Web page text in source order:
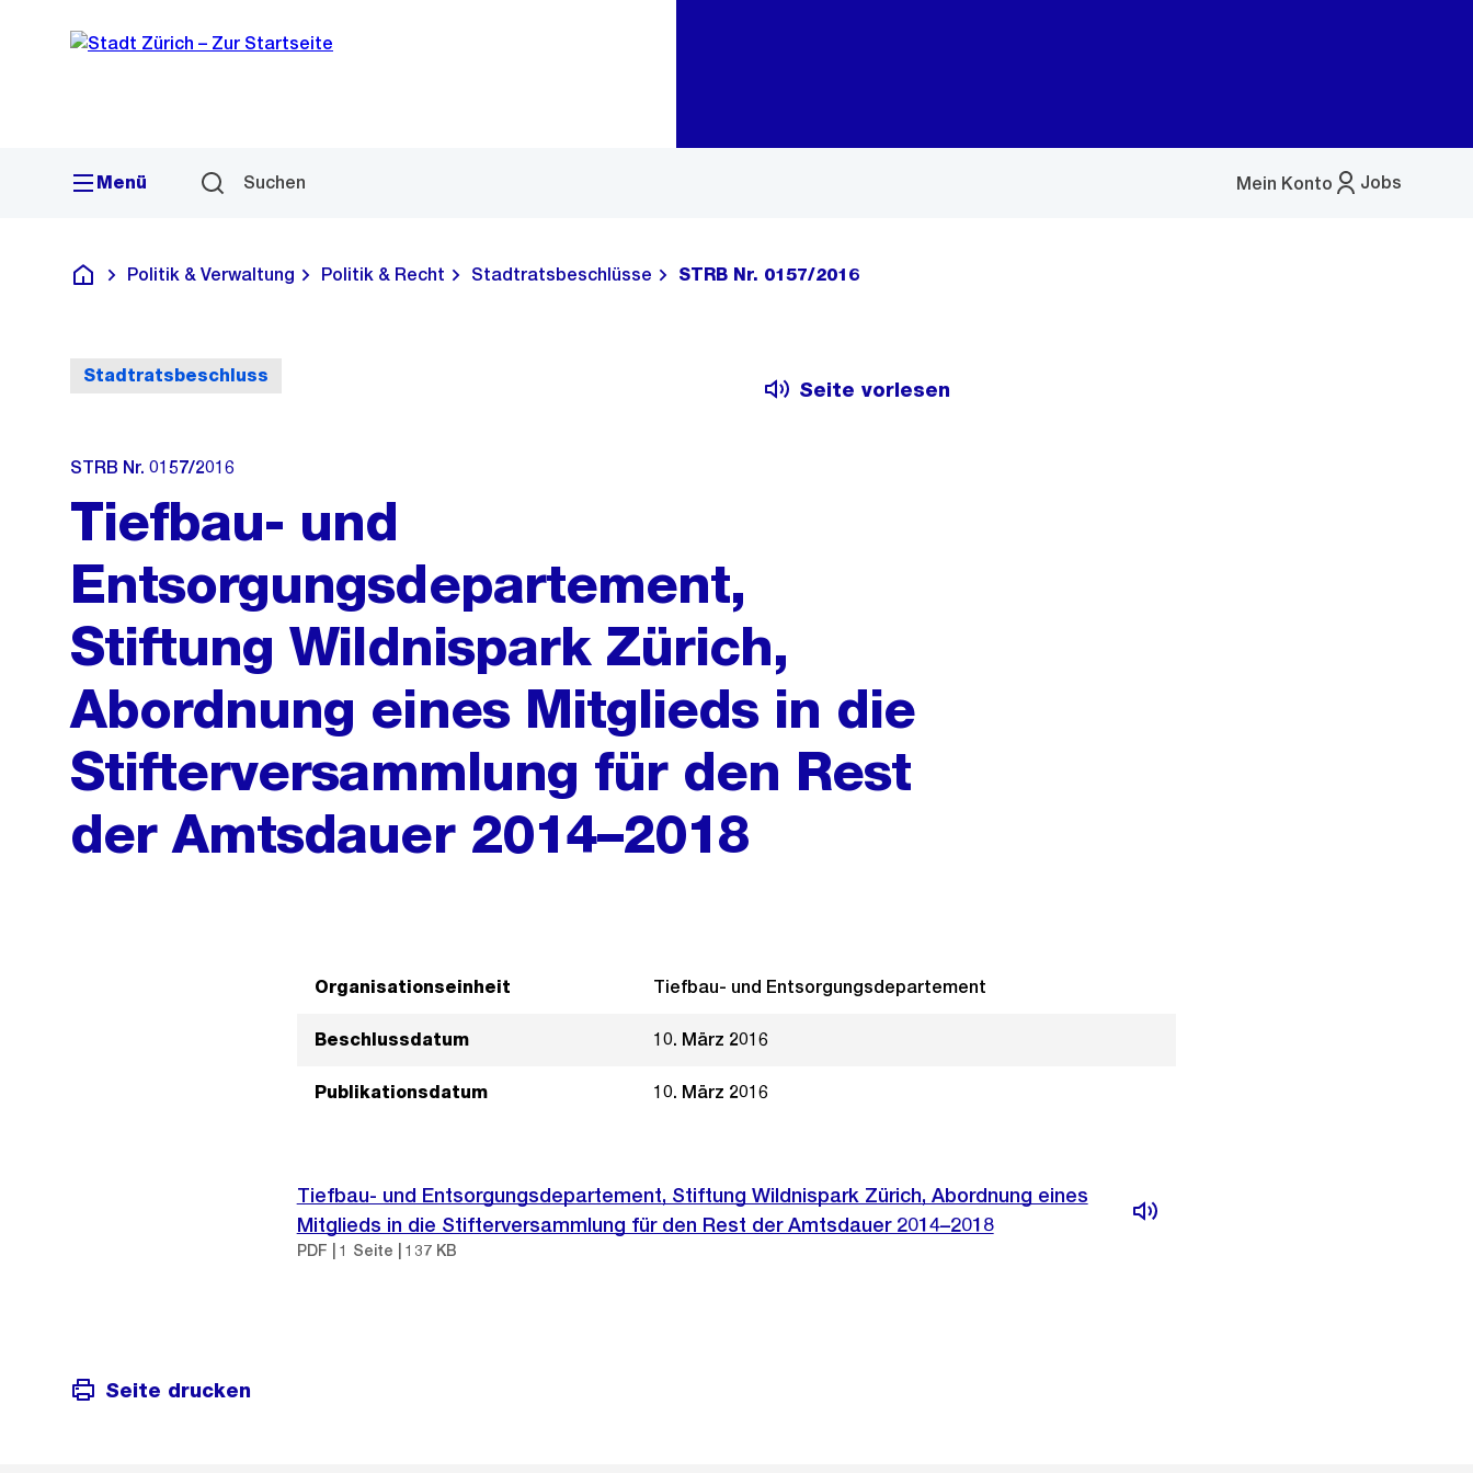
Navigation
Sprunglink
Menü Suchen Jobs
Mein Konto
Menü
Deutsch
Politik & Verwaltung Politik & Recht Stadtratsbeschlüsse STRB Nr. 0157/2016
Stadtratsbeschluss
Seite vorlesen
STRB Nr. 0157/2016
Tiefbau- und
Entsorgungsdepartement,
Stiftung Wildnispark Zürich,
Abordnung eines Mitglieds in die
Stifterversammlung für den Rest
der Amtsdauer 2014–2018
Organisationseinheit Tiefbau- und Entsorgungsdepartement
Beschlussdatum 10. März 2016
Publikationsdatum 10. März 2016
Tiefbau- und Entsorgungsdepartement, Stiftung Wildnispark Zürich, Abordnung eines
Mitglieds in die Stifterversammlung für den Rest der Amtsdauer 2014–2018
PDF | 1 Seite | 137 KB
Seite drucken